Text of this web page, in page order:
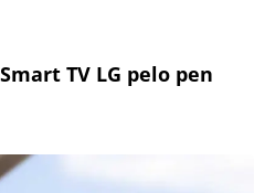
TV LG pelo pen